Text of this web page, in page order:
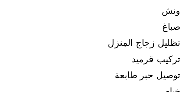
ونش
صباغ
تظليل زجاج المنزل
تركيب قرميد
توصيل حبر طابعة